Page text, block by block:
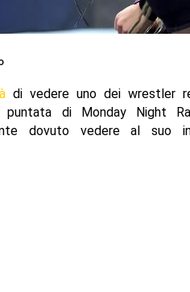
di vedere uno dei wrestler
puntata di Monday Night
dovuto vedere al suo